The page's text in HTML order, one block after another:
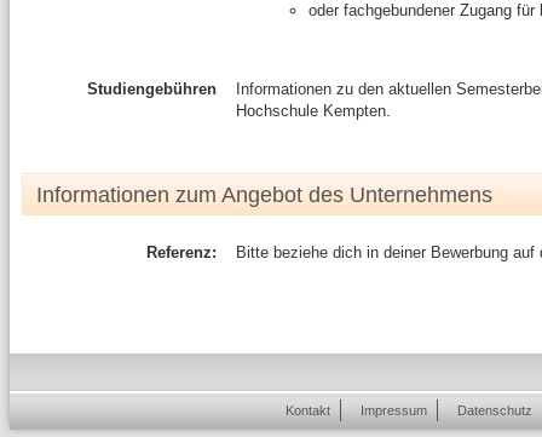
oder fachgebundener Zugang
Studiengebühren
Informationen zu den aktuellen
Hochschule Kempten.
Informationen zum Angebot des Unternehmens
Referenz: Bitte beziehe dich in deiner Bewerbung auf
Kontakt Impressum Datenschutz